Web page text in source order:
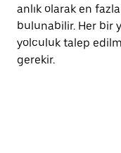
anlık olarak en
bulunabilir. Her bir
yolculuk talep
gerekir.